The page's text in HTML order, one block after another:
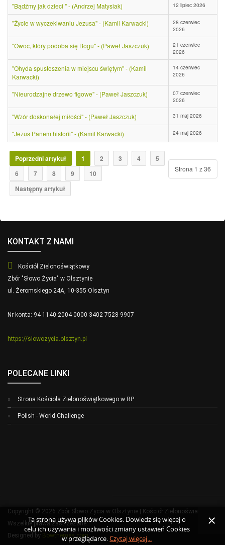
"Bądźmy jak dzieci " - (Andrzej Matysiak) 12 lipiec 2026
"Życie w wyczekiwaniu Jezusa" - (Kamil Karwacki)
28 czerwiec
2026
"Owoc, który podoba się Bogu" - (Paweł Jaszczuk)
21 czerwiec
2026
"Ohyda spustoszenia w miejscu świętym" - (Kamil
Karwacki)
14 czerwiec
2026
"Nieurodzajne drzewo figowe" - (Paweł Jaszczuk)
07 czerwiec
2026
"Wzór doskonałej miłości" - (Paweł Jaszczuk) 31 maj 2026
"Jezus Panem historii" - (Kamil Karwacki) 24 maj 2026
Strona 1 z 36
Poprzedni artykuł 1 2 3 4
5
6
7 8 9
10
Następny artykuł
KONTAKT Z NAMI
Kościół Zielonoświątkowy
Zbór "Słowo Życia" w Olsztynie
ul. Żeromskiego 24A, 10-355 Olsztyn
Nr konta: 94 1140 2004 0000 3402 7528 9907
https://slowozycia.olsztyn.pl
POLECANE LINKI
Strona Kościoła Zielonoświątkowego w RP
Polish - World Challenge
Copyright © 2026 Zbór Słowo Życia w Olsztynie | Kościół Zielonoświatkowy.
Wszelkie prawa zastrzeżone.
Designed by Bowthemes.com
Ta strona używa plików Cookies. Dowiedz się więcej o
celu ich używania i możliwości zmiany ustawień Cookies
w przeglądarce.Czytaj więcej...